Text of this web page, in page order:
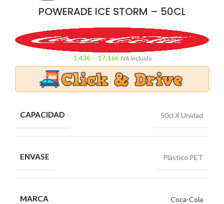
POWERADE ICE STORM – 50CL
1,43€ – 17,16€ IVA incluido
CAPACIDAD 50cl X Unidad
ENVASE Plástico PET
MARCA Coca-Cola